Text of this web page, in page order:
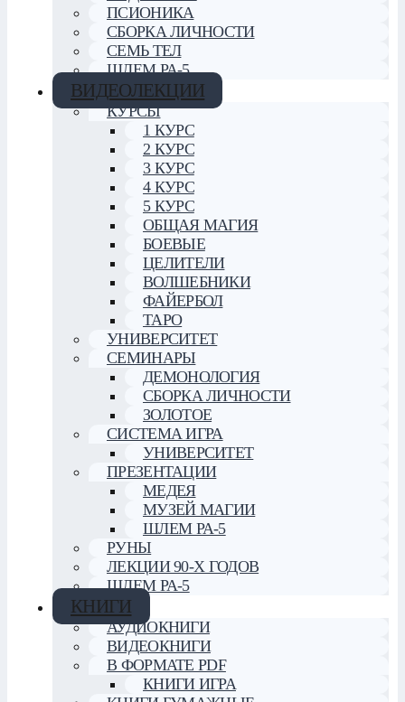
ПСИОНИКА
СБОРКА ЛИЧНОСТИ
СЕМЬ ТЕЛ
ШЛЕМ РА-5
ВИДЕОЛЕКЦИИ
КУРСЫ
1 КУРС
2 КУРС
3 КУРС
4 КУРС
5 КУРС
ОБЩАЯ МАГИЯ
БОЕВЫЕ
ЦЕЛИТЕЛИ
ВОЛШЕБНИКИ
ФАЙЕРБОЛ
ТАРО
УНИВЕРСИТЕТ
СЕМИНАРЫ
ДЕМОНОЛОГИЯ
СБОРКА ЛИЧНОСТИ
ЗОЛОТОЕ
СИСТЕМА ИГРА
УНИВЕРСИТЕТ
ПРЕЗЕНТАЦИИ
МЕДЕЯ
МУЗЕЙ МАГИИ
ШЛЕМ РА-5
РУНЫ
ЛЕКЦИИ 90-Х ГОДОВ
ШЛЕМ РА-5
КНИГИ
АУДИОКНИГИ
ВИДЕОКНИГИ
В ФОРМАТЕ PDF
КНИГИ ИГРА